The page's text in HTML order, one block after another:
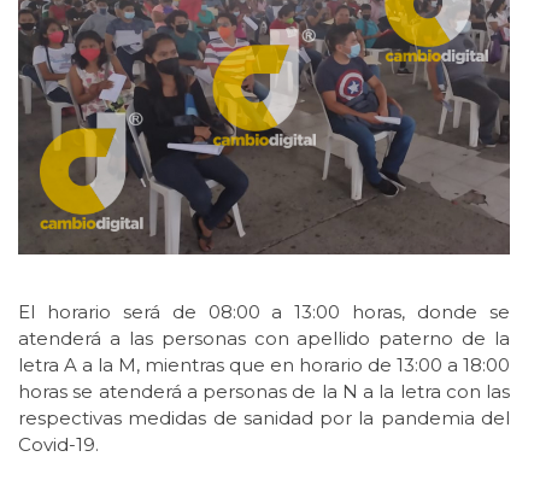
El horario será de 08:00 a 13:00 horas, donde se
atenderá a las personas con apellido paterno de la
letra A a la M, mientras que en horario de 13:00 a 18:00
horas se atenderá a personas de la N a la letra con las
respectivas medidas de sanidad por la pandemia del
Covid-19.